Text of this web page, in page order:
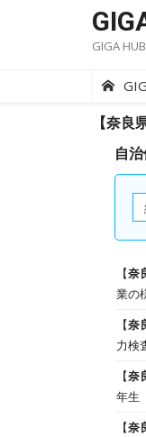
GIGA
【奈良
自
【奈
業の
【奈
力検
の様子
【奈
年生
で当
【奈